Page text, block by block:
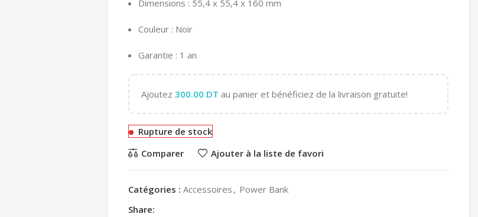
Dimensions : 55,4 x 55,4 x 160 mm
Couleur : Noir
Garantie : 1 an
Ajoutez 300.00 DT au panier et bénéficiez de la livraison gratuite!
Rupture de stock
Comparer
Ajouter à la liste de favori
Catégories : Accessoires , Power Bank
Share: